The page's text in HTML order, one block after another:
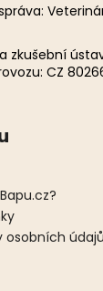
zkušební
CZ
osobních údajů